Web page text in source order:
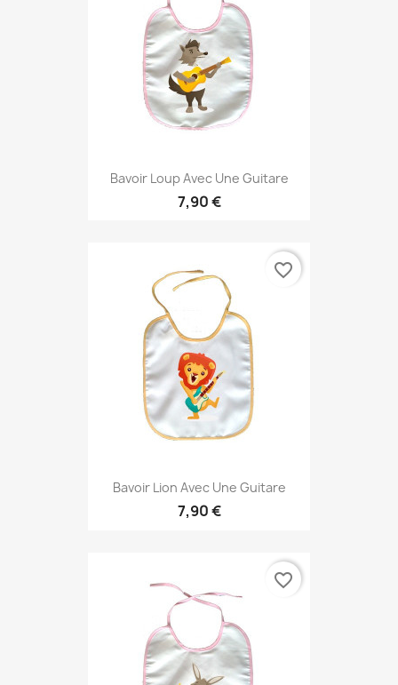
Bavoir Loup Avec Une Guitare
7,90 €
Bavoir Lion Avec Une Guitare
7,90 €
favorite_border
favorite_border